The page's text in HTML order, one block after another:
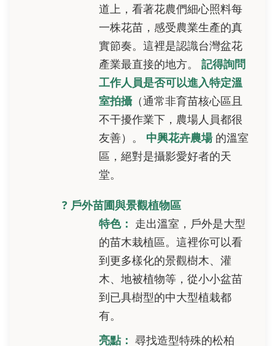
道上，看著花農們細心照料每
一株花苗，感受農業生產的真
實節奏。這裡是認識台灣盆花
產業最直接的地方。 記得詢問
工作人員是否可以進入特定溫
室拍攝（通常非育苗核心區且
不干擾作業下，農場人員都很
友善）。 中興花卉農場的溫室
區，絕對是攝影愛好者的天
堂。
? 戶外苗圃與景觀植物區
特色： 走出溫室，戶外是大型
的苗木栽植區。這裡你可以看
到更多樣化的景觀樹木、灌
木、地被植物等，從小小盆苗
到已具樹型的中大型植栽都
有。
亮點： 尋找造型特殊的松柏